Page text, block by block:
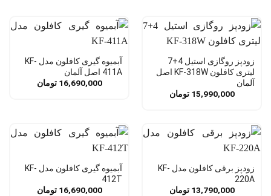
زودپز روگازی استیل 4+7
لیتری کافلون KF-318W اصل
آلمان
15,990,000 تومان
آبمیوه گیری کافلون مدل KF-
411A اصل آلمان
16,690,000 تومان
زودپز برقی کافلون مدل KF-
220A
13,790,000 تومان
آبمیوه گیری کافلون مدل KF-
412T
16,690,000 تومان